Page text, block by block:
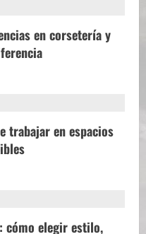
en corsetería y
trabajar en espacios
cómo elegir estilo,